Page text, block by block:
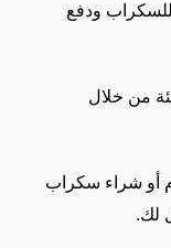
ودفع
من خلال
أو شراء سكراب
لك.